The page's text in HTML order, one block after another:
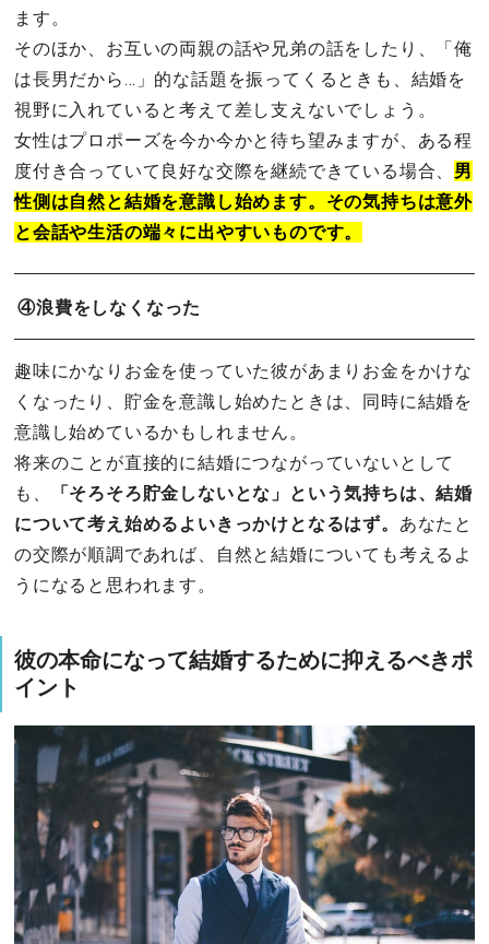
ます。
そのほか、お互いの両親の話や兄弟の話をしたり、「俺
は長男だから…」的な話題を振ってくるときも、結婚を
視野に入れていると考えて差し支えないでしょう。
女性はプロポーズを今か今かと待ち望みますが、ある程
度付き合っていて良好な交際を継続できている場合、 男
性側は自然と結婚を意識し始めます。その気持ちは意外
と会話や生活の端々に出やすいものです。
④浪費をしなくなった
趣味にかなりお金を使っていた彼があまりお金をかけな
くなったり、貯金を意識し始めたときは、同時に結婚を
意識し始めているかもしれません。
将来のことが直接的に結婚につながっていないとして
も、
「そろそろ貯金しないとな」という気持ちは、結婚
について考え始めるよいきっかけとなるはず。 あなたと
の交際が順調であれば、自然と結婚についても考えるよ
うになると思われます。
彼の本命になって結婚するために抑えるべきポ
イント